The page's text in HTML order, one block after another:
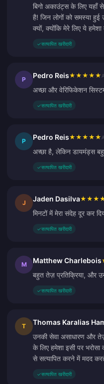
बिगो अकाउंट्स के लिए यहाँ
है! जिन लोगों को समस्या
क्यों, क्योंकि मेरे लिए ये
✓सत्यापित खरीदारी
P Pedro Reis★ ★ ★ ★ ★
अच्छा और वेरिफिकेशन
✓सत्यापित खरीदारी
P Pedro Reis★ ★ ★ ★ ★
अच्छा है, लेकिन डायमंड्स
✓सत्यापित खरीदारी
J Jaden Dasilva★ ★ ★
मिनटों में मेरा संदेह दूर कर
✓सत्यापित खरीदारी
M Matthew Charlebois
बहुत तेज़ प्रतिक्रिया, और
✓सत्यापित खरीदारी
T Thomas Karalias
उनकी सेवा असाधारण और
के लिए हमेशा इसी पर
से सत्यापित करने में मदद
✓सत्यापित खरीदारी